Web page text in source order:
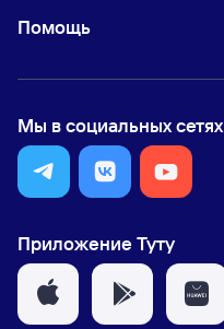
Помощь
Мы в социальных сетях
Приложение Туту